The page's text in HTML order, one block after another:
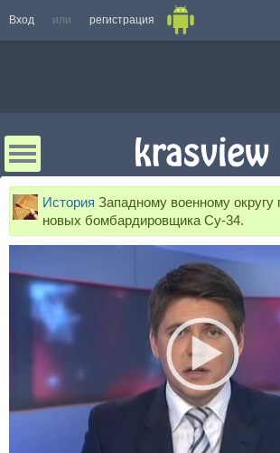
Вход или регистрация
История Западному военному
новых бомбардировщика Су-34.